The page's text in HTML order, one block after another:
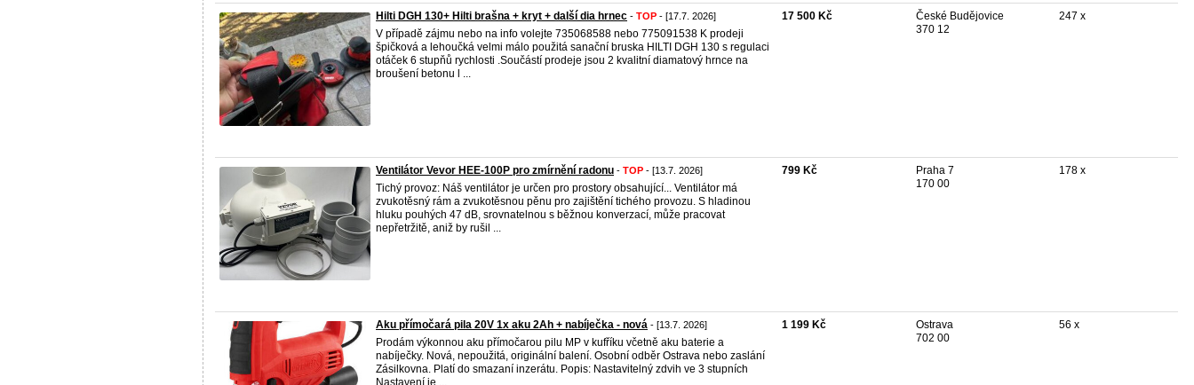
Hilti DGH 130+ Hilti brašna + kryt + další dia hrnec - TOP - [17.7. 2026]
V případě zájmu nebo na info volejte 735068588 nebo 775091538 K prodeji
špičková a lehoučká velmi málo použitá sanační bruska HILTI DGH 130 s regulaci
otáček 6 stupňů rychlosti .Součástí prodeje jsou 2 kvalitní diamatový hrnce na
broušení betonu l ...
17 500 Kč
České Budějovice
370 12
247 x
Ventilátor Vevor HEE-100P pro zmírnění radonu - TOP - [13.7. 2026]
Tichý provoz: Náš ventilátor je určen pro prostory obsahující... Ventilátor má
zvukotěsný rám a zvukotěsnou pěnu pro zajištění tichého provozu. S hladinou
hluku pouhých 47 dB, srovnatelnou s běžnou konverzací, může pracovat
nepřetržitě, aniž by rušil ...
799 Kč
Praha 7
170 00
178 x
Aku přímočará pila 20V 1x aku 2Ah + nabíječka - nová - [13.7. 2026]
Prodám výkonnou aku přímočarou pilu MP v kufříku včetně aku baterie a
nabíječky. Nová, nepoužitá, originální balení. Osobní odběr Ostrava nebo zaslání
Zásilkovna. Platí do smazaní inzerátu. Popis: Nastavitelný zdvih ve 3 stupních
Nastavení je ...
1 199 Kč
Ostrava
702 00
56 x